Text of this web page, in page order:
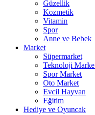
Güzellik
Kozmetik
Vitamin
Spor
Anne ve Bebek
Market
Süpermarket
Teknoloji
Spor Market
Oto Market
Evcil Hayvan
Eğitim
Hediye ve Oyuncak